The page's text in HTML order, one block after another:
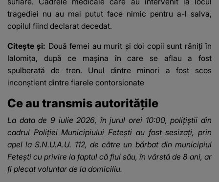
tragediei nu au mai putut face nimic pentru a-l salva,
copilul fiind declarat decedat.
Citește și: Două femei au murit și doi copii sunt răniți în
Ialomița, după ce mașina în care se aflau a fost
spulberată de tren. Unul dintre minori a fost scos
inconştient dintre fiarele contorsionate
Ce au transmis autoritățile
La data de 9 iulie 2026, în jurul orei 10:00, polițiștii din
cadrul Poliției Municipiului Fetești au fost sesizați, prin
apel la S.N.U.A.U. 112, de către un bărbat din municipiul
Fetești cu privire la faptul că fiul său, în vârstă de 8 ani, ar
fi plecat voluntar de la domiciliu.